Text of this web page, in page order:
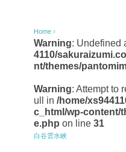
Home ›
Warning: Undefined
4110/
nt/themes/
Warning: Attempt to
ull in /home/
c_html/wp-content/
e.php on line 31
白谷雲水峡